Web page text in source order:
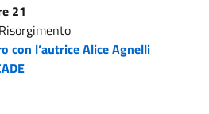
21
con l’autrice Alice Agnelli